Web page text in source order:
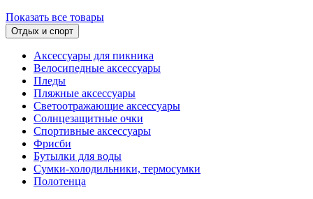
Показать все товары
Отдых и спорт
Аксессуары для пикника
Велосипедные аксессуары
Пледы
Пляжные аксессуары
Светоотражающие аксессуары
Солнцезащитные очки
Спортивные аксессуары
Фрисби
Бутылки для воды
Сумки-холодильники, термосумки
Полотенца